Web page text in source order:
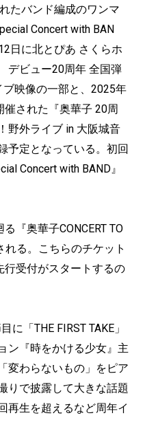
たバンド編成のワンマ
Concert with BAN
日に北とぴあ さくらホ
デビュー20周年 全国弾
ブ映像の一部と、2025年
された『奥華子 20周
野外ライブ in 大阪城音
予定となっている。初回
Concert with BAND』
『奥華子CONCERT TO
る。こちらのチケット
行受付がスタートするの
「THE FIRST TAKE」
ン『時をかける少女』主
変わらないもの」をピア
りで披露して大きな話題
再生を超えるなど周年イ